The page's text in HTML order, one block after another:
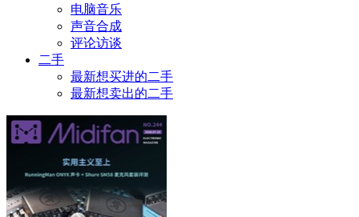
电脑音乐
声音合成
评论访谈
二手
最新想买进的二手
最新想卖出的二手